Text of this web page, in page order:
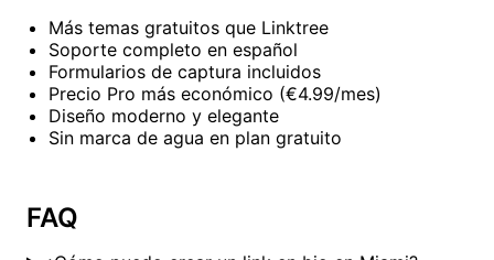
Más temas gratuitos que Linktree
Soporte completo en español
Formularios de captura incluidos
Precio Pro más económico (€4.99/mes)
Diseño moderno y elegante
Sin marca de agua en plan gratuito
FAQ